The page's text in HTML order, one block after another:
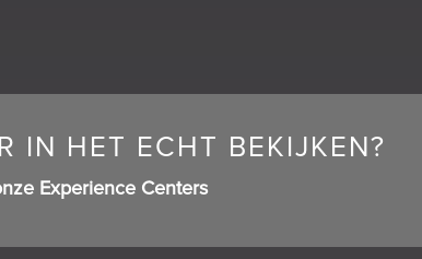
IN HET ECHT BEKIJKEN?
Experience Centers